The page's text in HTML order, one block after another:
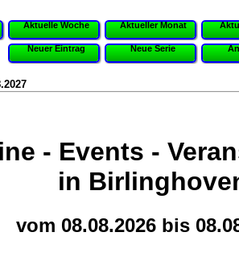
Aktuelle Woche Aktueller Monat
Neuer Eintrag Neue Serie
- Events -
in
vom 08.08.2026 bis